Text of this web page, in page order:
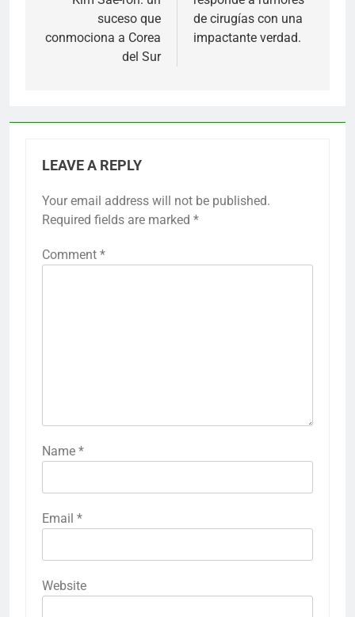
suceso que
conmociona a Corea
del Sur
de cirugías con una
impactante verdad.
LEAVE A REPLY
Your email address will not be published.
Required fields are marked *
Comment *
Name *
Email *
Website